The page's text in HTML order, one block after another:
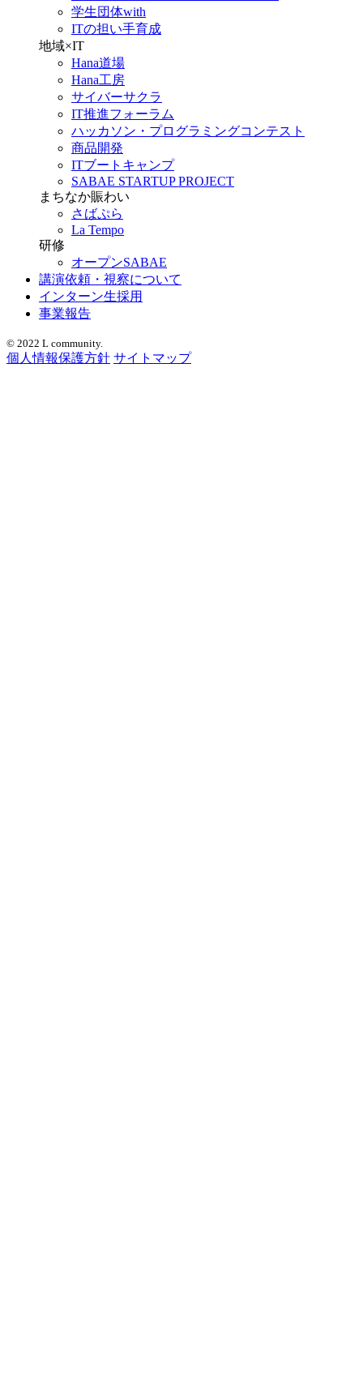
学生団体with
ITの担い手育成
地域×IT
Hana道場
Hana工房
サイバーサクラ
IT推進フォーラム
ハッカソン・プログラミングコンテスト
商品開発
ITブートキャンプ
SABAE STARTUP PROJECT
まちなか賑わい
さばぷら
La Tempo
研修
オープンSABAE
講演依頼・視察について
インターン生採用
事業報告
© 2022 L community.
個人情報保護方針 サイトマップ